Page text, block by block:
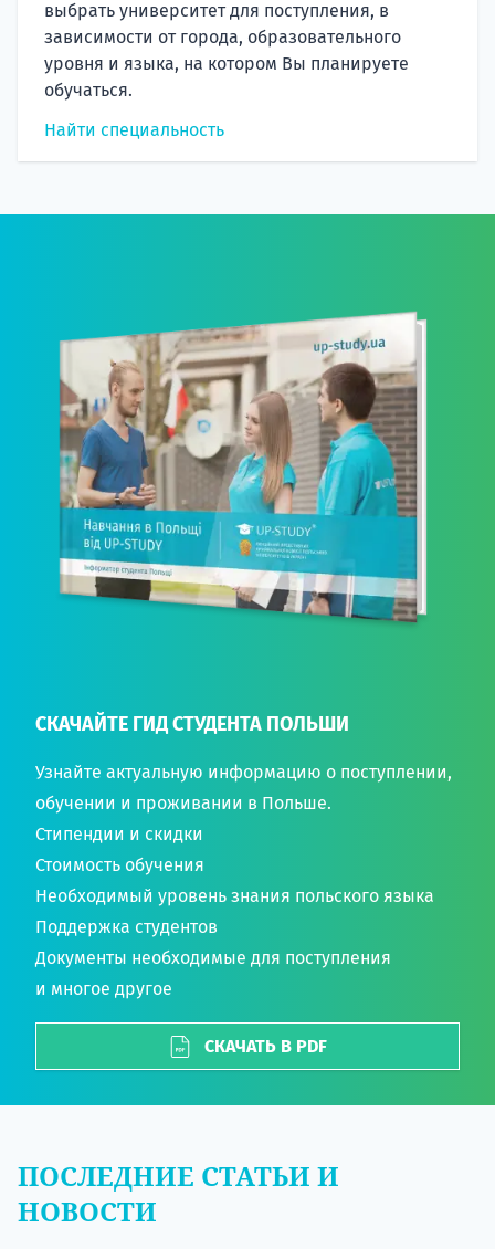
выбрать университет для поступления, в
зависимости от города, образовательного
уровня и языка, на котором Вы планируете
обучаться.
Найти специальность
СКАЧАЙТЕ ГИД СТУДЕНТА ПОЛЬШИ
Узнайте актуальную информацию о поступлении,
обучении и проживании в Польше.
Стипендии и скидки
Стоимость обучения
Необходимый уровень знания польского языка
Поддержка студентов
Документы необходимые для поступления
и многое другое
СКАЧАТЬ В PDF
ПОСЛЕДНИЕ СТАТЬИ И
НОВОСТИ